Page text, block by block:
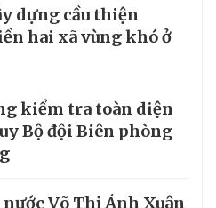
dựng cầu thiện
hai xã vùng khó ở
kiểm tra toàn diện
Bộ đội Biên phòng
Võ Thị Ánh Xuân